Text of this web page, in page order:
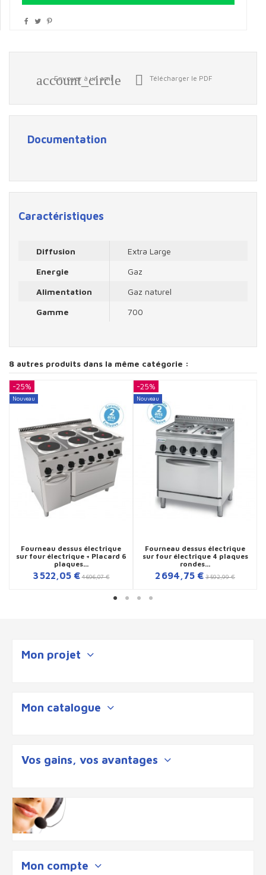
account_circle
Envoyer à un ami  Télécharger le PDF
Documentation
Caractéristiques
Diffusion
Extra Large
Energie
Gaz
Alimentation
Gaz naturel
Gamme
700
8 autres produits dans la même catégorie :
-25%
Nouveau
Fourneau dessus électrique
sur four électrique + Placard 6
plaques...
3 522,05 € 4 696,07 €
-25%
Nouveau
Fourneau dessus électrique
sur four électrique 4 plaques
rondes...
2 694,75 € 3 592,99 €
Mon projet
Mon catalogue
Vos gains, vos avantages
Mon compte